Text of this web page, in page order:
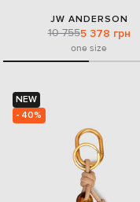
JW ANDERSON
10 7555 378 грн
one size
NEW
- 40%